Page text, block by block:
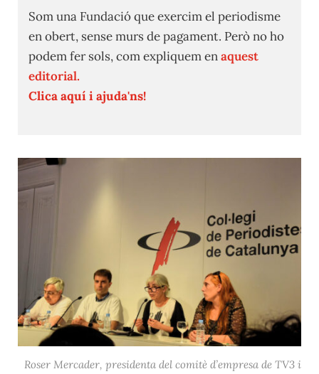
Som una Fundació que exercim el periodisme
en obert, sense murs de pagament. Però no ho
podem fer sols, com expliquem enaquest
editorial.
Clica aquí i ajuda'ns!
Roser Mercader, presidenta del comitè d’empresa de TV3 i